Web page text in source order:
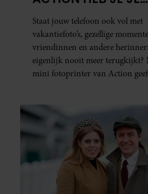
FAVORIETE FOTO’S
ÉÉN MINUUT IN
Staat jouw telefoon ook vol met
vakantiefoto’s, gezellige
vriendinnen en andere
eigenlijk nooit meer terugkijkt?
mini fotoprinter van Action geef
al in handen.